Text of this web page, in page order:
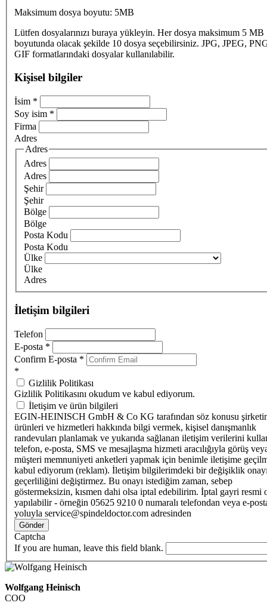
Maksimum dosya boyutu: 5MB
Lütfen dosyalarınızı buraya yükleyin. Her dosya maksimum 5 MB
boyutunda olacak şekilde 10 dosya seçebilirsiniz. JPG, JPEG,
GIF formatlarındaki dosyalar kullanılabilir.
Kişisel bilgiler
İsim *
Soy isim *
Firma
Adres
Adres
Adres
Adres
Şehir
Şehir
Bölge
Bölge
Posta Kodu
Posta Kodu
Ülke
Ülke
Adres
İletişim bilgileri
Telefon
E-posta *
Confirm E-posta *
*
Gizlilik Politikası
Gizlilik Politikasını okudum ve kabul ediyorum.
İletişim ve ürün bilgileri
EGIN-HEINISCH GmbH & Co KG tarafından söz konusu
ürünleri ve hizmetleri hakkında bilgi vermek, kişisel danışmanlık
randevuları planlamak ve yukarıda sağlanan iletişim verilerini
telefon, e-posta, SMS ve mesajlaşma hizmeti aracılığıyla görüş
müşteri memnuniyeti anketleri yapmak için benimle iletişime
kabul ediyorum (reklam). İletişim bilgilerimdeki bir değişiklik
geçerliliğini değiştirmez. Bu onayı istediğim zaman, sebep
göstermeksizin, kısmen dahi olsa iptal edebilirim. İptal gayri resmi
yapılabilir - örneğin 05625 9210 0 numaralı telefondan veya e-
yoluyla service@spindeldoctor.com adresinden
Gönder
Captcha
If you are human, leave this field blank.
Wolfgang Heinisch
COO